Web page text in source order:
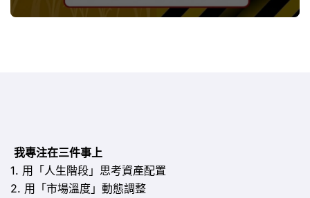
我專注在三件事上
1. 用「人生階段」思考資產配置
2. 用「市場溫度」動態調整